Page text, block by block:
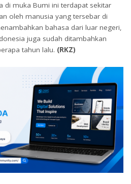
di muka Bumi ini terdapat sekitar
oleh manusia yang tersebar di
bahasa dari luar negeri,
juga sudah ditambahkan
tahun lalu. (RKZ)